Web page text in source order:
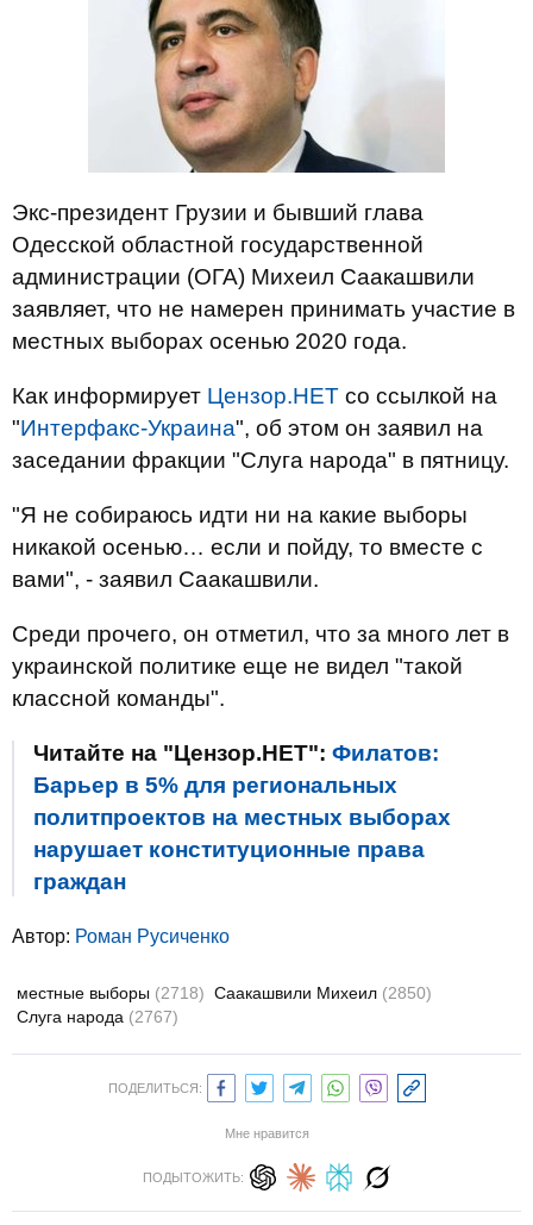
Экс-президент Грузии и бывший глава
Одесской областной государственной
администрации (ОГА) Михеил Саакашвили
заявляет, что не намерен принимать участие в
местных выборах осенью 2020 года.
Как информирует Цензор.НЕТ со ссылкой на
"Интерфакс-Украина", об этом он заявил на
заседании фракции "Слуга народа" в пятницу.
"Я не собираюсь идти ни на какие выборы
никакой осенью… если и пойду, то вместе с
вами", - заявил Саакашвили.
Среди прочего, он отметил, что за много лет в
украинской политике еще не видел "такой
классной команды".
Читайте на "Цензор.НЕТ": Филатов:
Барьер в 5% для региональных
политпроектов на местных выборах
нарушает конституционные права
граждан
Автор: Роман Русиченко
местные выборы (2718) Саакашвили Михеил (2850)
Слуга народа (2767)
ПОДЕЛИТЬСЯ:
Мне нравится
ПОДЫТОЖИТЬ: